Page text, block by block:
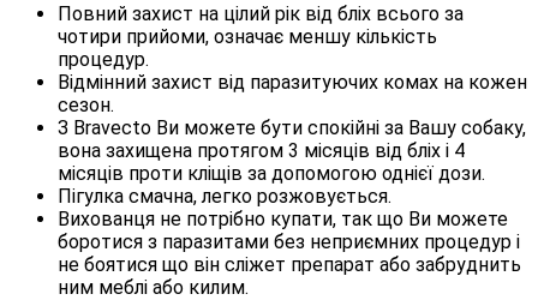
Повний захист на цілий рік від бліх всього за
чотири прийоми, означає меншу кількість
процедур.
Відмінний захист від паразитуючих комах на кожен
сезон.
З Bravecto Ви можете бути спокійні за Вашу собаку,
вона захищена протягом 3 місяців від бліх і 4
місяців проти кліщів за допомогою однієї дози.
Пігулка смачна, легко розжовується.
Вихованця не потрібно купати, так що Ви можете
боротися з паразитами без неприємних процедур і
не боятися що він сліжет препарат або забруднить
ним меблі або килим.